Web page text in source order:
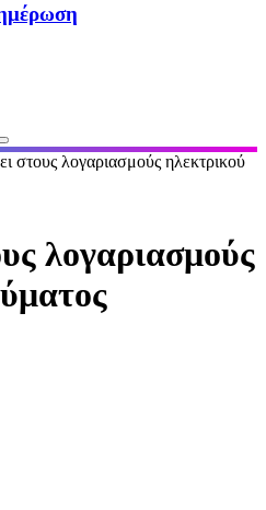
στους λογαριασμούς ηλεκτρικού
λογαριασμούς